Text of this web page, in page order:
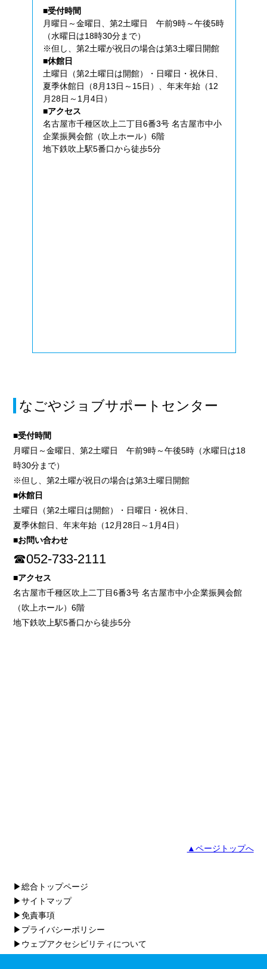
■受付時間
月曜日～金曜日、第2土曜日 午前9時～午後5時
（水曜日は18時30分まで）
※但し、第2土曜が祝日の場合は第3土曜日開館
■休館日
土曜日（第2土曜日は開館）・日曜日・祝休日、
夏季休館日（8月13日～15日）、年末年始（12
月28日～1月4日）
■アクセス
名古屋市千種区吹上二丁目6番3号 名古屋市中小
企業振興会館（吹上ホール）6階
地下鉄吹上駅5番口から徒歩5分
なごやジョブサポートセンター
■受付時間
月曜日～金曜日、第2土曜日 午前9時～午後5時（水曜日は18
時30分まで）
※但し、第2土曜が祝日の場合は第3土曜日開館
■休館日
土曜日（第2土曜日は開館）・日曜日・祝休日、
夏季休館日、年末年始（12月28日～1月4日）
■お問い合わせ
☎052-733-2111
■アクセス
名古屋市千種区吹上二丁目6番3号 名古屋市中小企業振興会館
（吹上ホール）6階
地下鉄吹上駅5番口から徒歩5分
▲ページトップへ
▶総合トップページ
▶サイトマップ
▶免責事項
▶プライバシーポリシー
▶ウェブアクセシビリティについて